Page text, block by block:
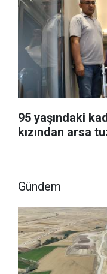
95 yaşındaki
kızından arsa
Gündem